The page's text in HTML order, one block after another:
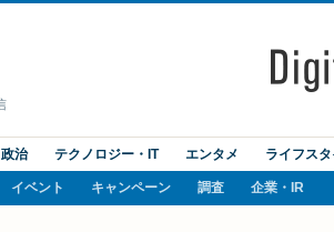
治 テクノロジー・IT エンタメ ライフス
イベント キャンペーン 調査 企業・IR